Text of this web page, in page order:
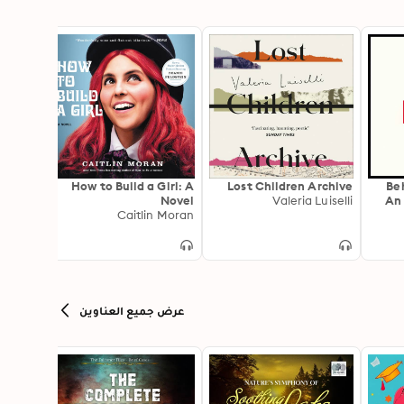
An
Lost Children Archive
Valeria Luiselli
How to Build a Girl: A
Novel
Caitlin Moran
عرض جميع العناوين